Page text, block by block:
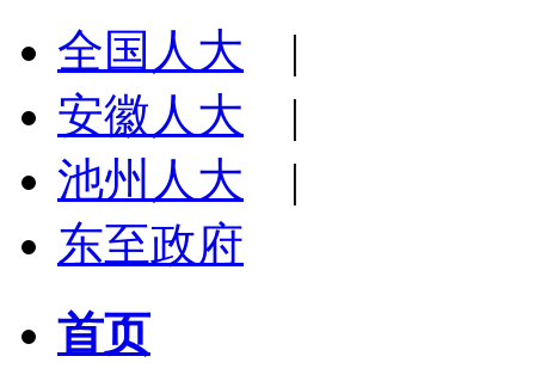
全国人大 |
安徽人大 |
池州人大 |
东至政府
首页